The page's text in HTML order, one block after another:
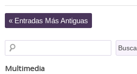
« Entradas Más Antiguas
Multimedia